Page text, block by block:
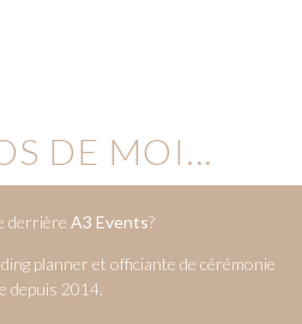
DE MOI...
derrière A3 Events?
planner et officiante de cérémonie
depuis 2014.